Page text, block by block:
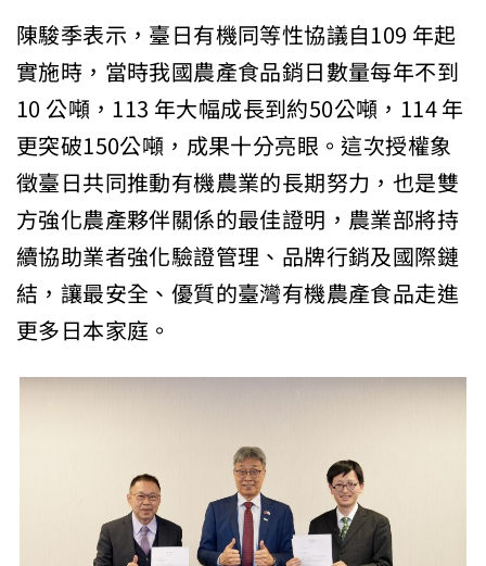
陳駿季表示，臺日有機同等性協議自109 年起
實施時，當時我國農產食品銷日數量每年不到
10 公噸，113 年大幅成長到約50公噸，114 年
更突破150公噸，成果十分亮眼。這次授權象
徵臺日共同推動有機農業的長期努力，也是雙
方強化農產夥伴關係的最佳證明，農業部將持
續協助業者強化驗證管理、品牌行銷及國際鏈
結，讓最安全、優質的臺灣有機農產食品走進
更多日本家庭。